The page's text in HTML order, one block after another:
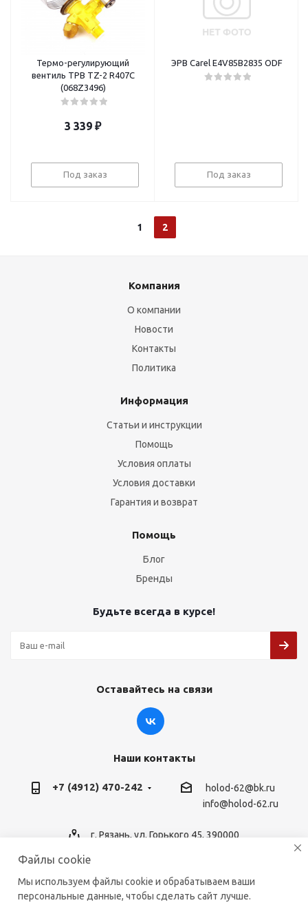
Термо-регулирующий
вентиль ТРВ TZ-2 R407С
(068Z3496)
3 339 ₽
Под заказ
ЭРВ Carel E4V85B2835 ODF
Под заказ
1 2
Компания
О компании
Новости
Контакты
Политика
Информация
Статьи и инструкции
Помощь
Условия оплаты
Условия доставки
Гарантия и возврат
Помощь
Блог
Бренды
Будьте всегда в курсе!
Оставайтесь на связи
Наши контакты
+7 (4912) 470-242
holod-62@bk.ru
info@holod-62.ru
г. Рязань, ул. Горького 45, 390000
Файлы cookie
Мы используем файлы cookie и обрабатываем ваши
персональные данные, чтобы сделать сайт лучше.